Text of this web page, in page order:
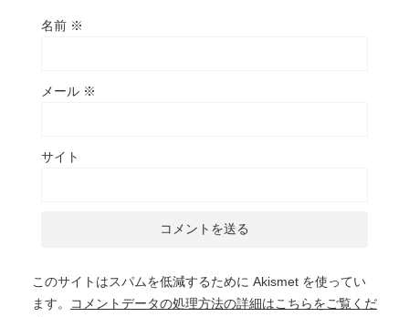
名前 ※
メール ※
サイト
このサイトはスパムを低減するために Akismet を使ってい
ます。
コメントデータの処理方法の詳細はこちらをご覧くだ